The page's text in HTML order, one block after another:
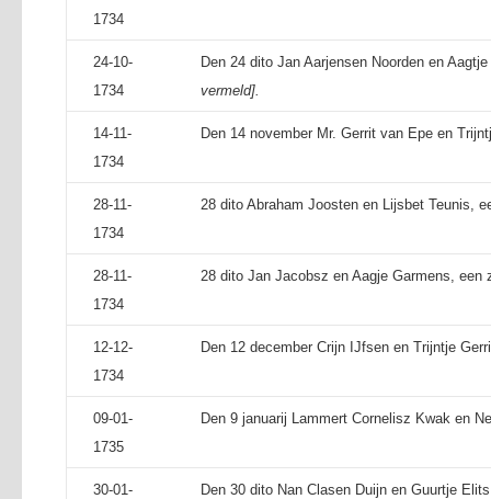
1734
24-10-
1734
Den 24 dito Jan Aarjensen Noorden en
vermeld].
14-11-
1734
Den 14 november Mr. Gerrit van Epe en
28-11-
1734
28 dito Abraham Joosten en Lijsbet Teunis,
28-11-
1734
28 dito Jan Jacobsz en Aagje Garmens, een
12-12-
1734
Den 12 december Crijn IJfsen en Trijntje
09-01-
1735
Den 9 januarij Lammert Cornelisz Kwak en
30-01-
Den 30 dito Nan Clasen Duijn en Guurtje